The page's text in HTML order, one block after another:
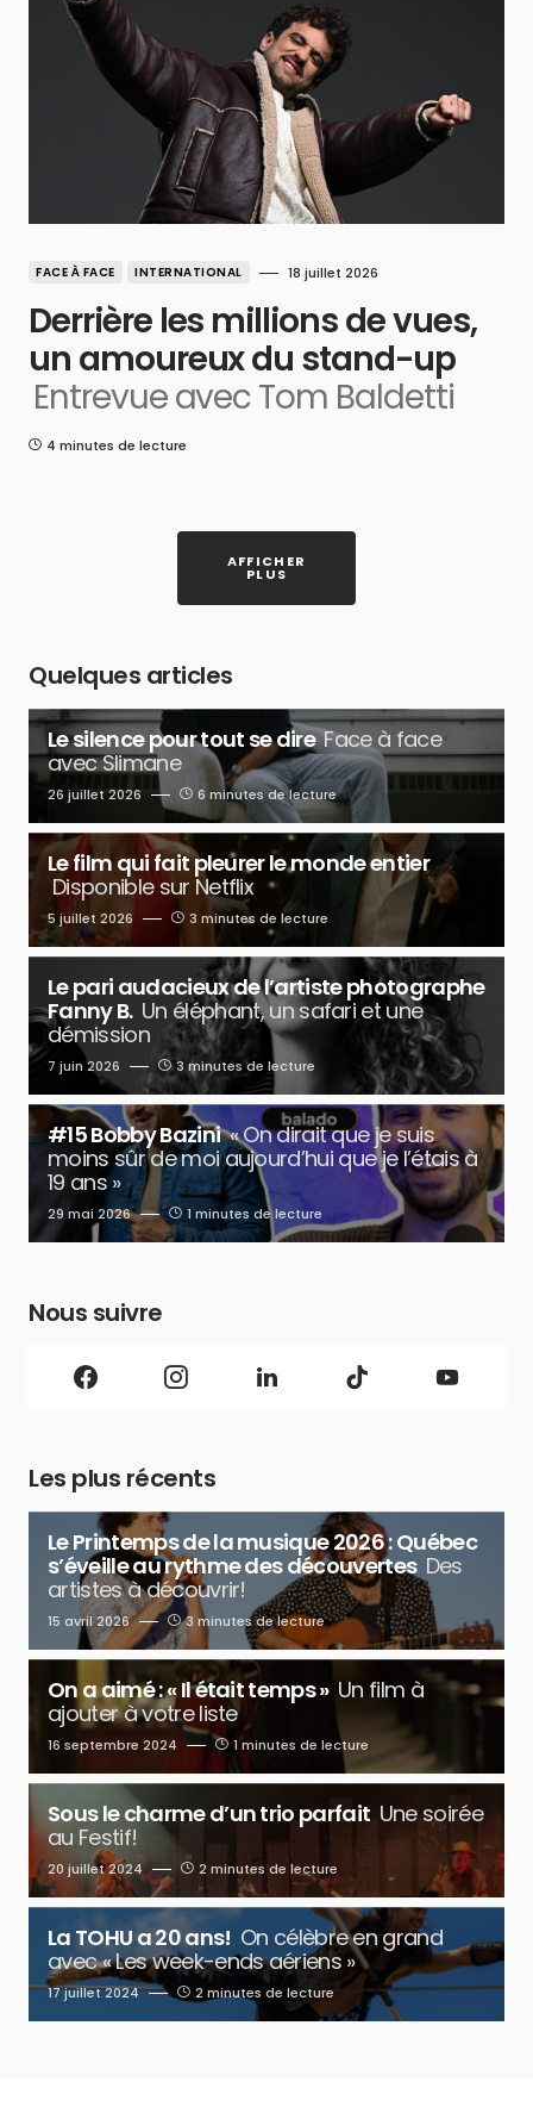
FACE À FACE INTERNATIONAL 18 juillet 2026
Derrière les millions de vues,
un amoureux du stand-up
Entrevue avec Tom Baldetti
4 minutes de lecture
AFFICHER
PLUS
Quelques articles
Le silence pour tout se dire Face à face
avec Slimane
26 juillet 2026 6 minutes de lecture
Le film qui fait pleurer le monde entier
Disponible sur Netflix
5 juillet 2026 3 minutes de lecture
Le pari audacieux de l’artiste photographe
Fanny B. Un éléphant, un safari et une
démission
7 juin 2026 3 minutes de lecture
#15 Bobby Bazini « On dirait que je suis
moins sûr de moi aujourd’hui que je l’étais à
19 ans »
29 mai 2026 1 minutes de lecture
Nous suivre
Les plus récents
Le Printemps de la musique 2026 : Québec
s’éveille au rythme des découvertes Des
artistes à découvrir!
15 avril 2026 3 minutes de lecture
On a aimé : « Il était temps » Un film à
ajouter à votre liste
16 septembre 2024 1 minutes de lecture
Sous le charme d’un trio parfait Une soirée
au Festif!
20 juillet 2024 2 minutes de lecture
La TOHU a 20 ans! On célèbre en grand
avec « Les week-ends aériens »
17 juillet 2024 2 minutes de lecture